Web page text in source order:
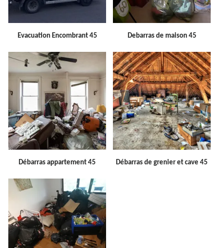
Evacuation Encombrant 45 Debarras de maison 45
Débarras appartement 45 Débarras de grenier et cave 45